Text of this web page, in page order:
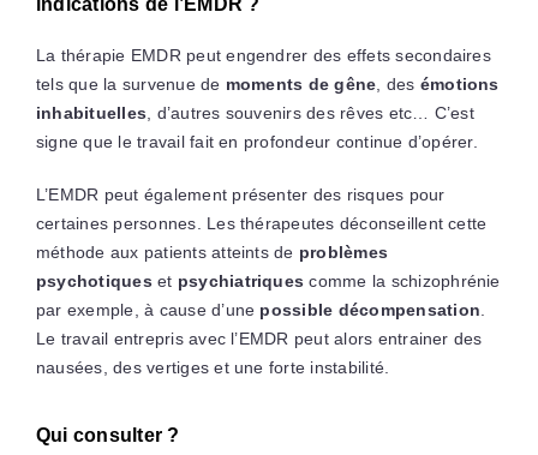
La thérapie EMDR peut engendrer des effets secondaires
tels que la survenue de moments de gêne , des émotions
inhabituelles , d’autres souvenirs des rêves etc… C’est
signe que le travail fait en profondeur continue d’opérer.
L’EMDR peut également présenter des risques pour
certaines personnes. Les thérapeutes déconseillent cette
méthode aux patients atteints de problèmes
psychotiques et psychiatriques comme la schizophrénie
par exemple, à cause d’une possible décompensation
Le travail entrepris avec l’EMDR peut alors entrainer des
nausées, des vertiges et une forte instabilité.
Qui consulter ?